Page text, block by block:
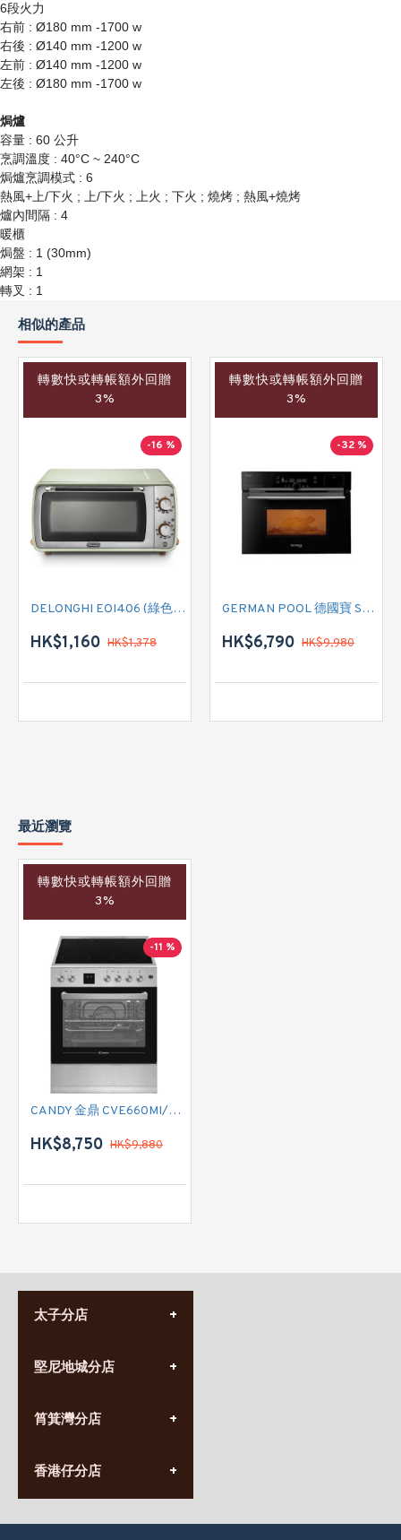
6段火力
右前 : Ø180 mm -1700 w
右後 : Ø140 mm -1200 w
左前 : Ø140 mm -1200 w
左後 : Ø180 mm -1700 w
焗爐
容量 : 60 公升
烹調溫度 : 40°C ~ 240°C
焗爐烹調模式 : 6
熱風+上/下火 ; 上/下火 ; 上火 ; 下火 ; 燒烤 ; 熱風+燒烤
爐內間隔 : 4
暖櫃
焗盤 : 1 (30mm)
網架 : 1
轉叉 : 1
相似的產品
轉數快或轉帳額外回贈
3%
-16 %
DELONGHI EOI406 (綠色) 焗爐
HK$1,160 HK$1,378
轉數快或轉帳額外回贈
3%
-32 %
GERMAN POOL 德國寶 SGM-3620 嵌入式微蒸烤焗爐
HK$6,790 HK$9,980
最近瀏覽
轉數快或轉帳額外回贈
3%
-11 %
CANDY 金鼎 CVE660MI/E 全座式電陶爐連焗爐
HK$8,750 HK$9,880
太子分店
營業時間:
九龍太子太子道西141號
堅尼地城分店
營業時間:
香港堅尼地城卑路乍街
(堅尼地城地鐵站B出口)
筲箕灣分店
營業時間:
(10:00am-20:30pm)
香港仔分店
營業時間: